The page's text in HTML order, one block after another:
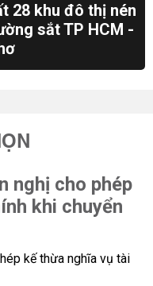
28 khu đô thị nén
sắt TP HCM -
nghị cho phép
khi chuyển